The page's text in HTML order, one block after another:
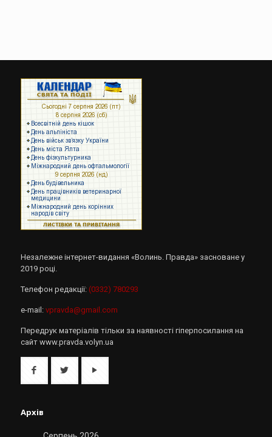
Незалежне інтернет-видання «Волинь. Правда» засноване у
2019 році.
Телефон редакції: (0332) 780293
e-mail: vpravda@gmail.com
Передрук матеріалів тільки за наявності гіперпосилання на
сайт www.pravda.volyn.ua
Архів